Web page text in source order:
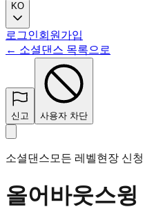
KO
로그인회원가입
← 소셜댄스 목록으로
신고 사용자 차단
소셜댄스 모든 레벨현장 신청
올어바웃스윙